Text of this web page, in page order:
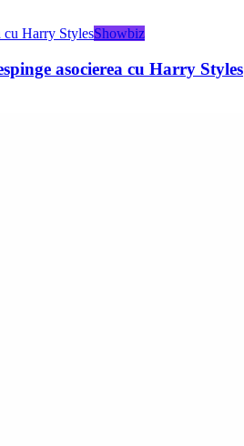
Showbiz
asocierea cu Harry Styles